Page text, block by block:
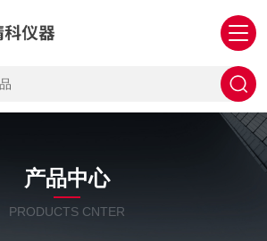
产品中心
PRODUCTS CNTER